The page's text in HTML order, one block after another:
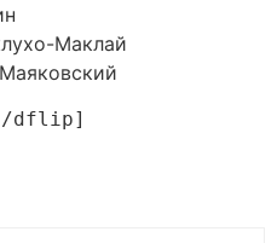
Маклай
dflip]